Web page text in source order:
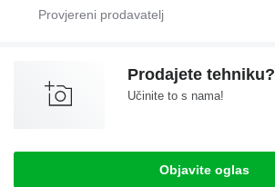
Prodajete tehniku?
Učinite to s nama!
Objavite oglas